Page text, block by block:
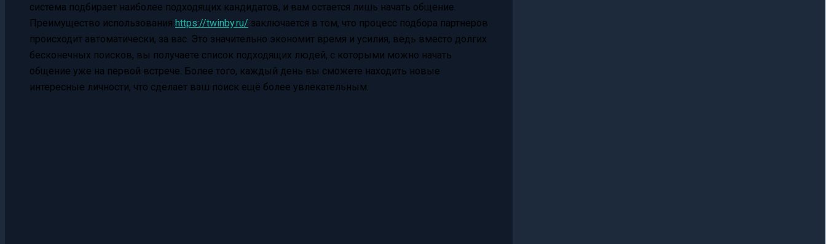
система подбирает наиболее подходящих кандидатов, и вам остается лишь начать общение.
Преимущество использования https://twinby.ru/ заключается в том, что процесс подбора партнеров
происходит автоматически, за вас. Это значительно экономит время и усилия, ведь вместо долгих
бесконечных поисков, вы получаете список подходящих людей, с которыми можно начать
общение уже на первой встрече. Более того, каждый день вы сможете находить новые
интересные личности, что сделает ваш поиск ещё более увлекательным.